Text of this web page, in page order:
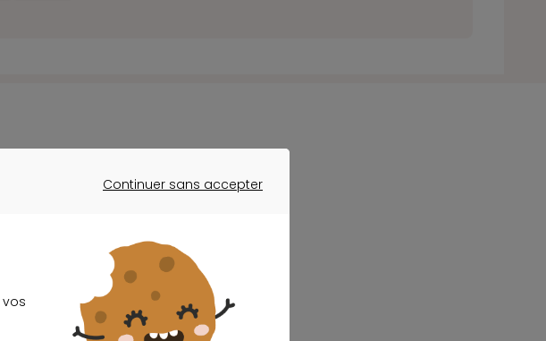
Continuer sans accepter